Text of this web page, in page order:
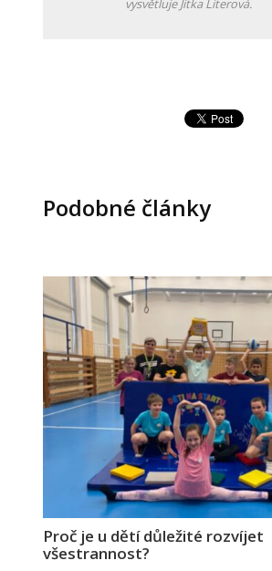
vysvětluje Jitka Literová.
Podobné články
Proč je u dětí důležité rozvíjet
všestrannost?